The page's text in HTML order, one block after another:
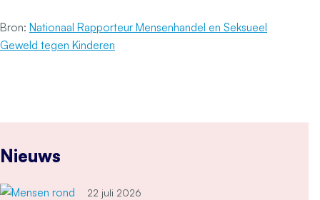
Bron: Nationaal Rapporteur Mensenhandel en Seksueel
Geweld tegen Kinderen
Nieuws
22 juli 2026